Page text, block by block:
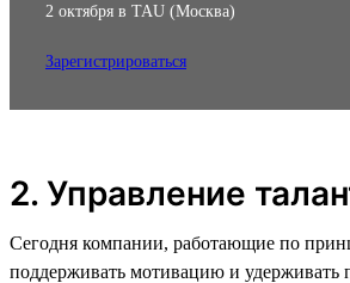
2 октября в TAU (Москва)
Зарегистрироваться
2. Управление
Сегодня компании, работающие по
поддерживать мотивацию и удерживать